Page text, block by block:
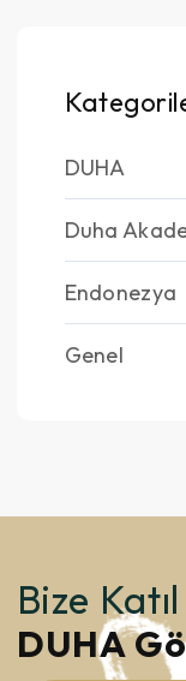
DUHA
Duha
Endonezya
Genel
Bize Katıl
DUHA